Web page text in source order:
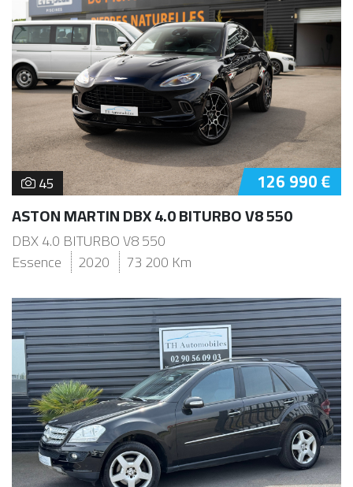
45 126 990 €
ASTON MARTIN DBX 4.0 BITURBO V8 550
DBX 4.0 BITURBO V8 550
Essence
2020 73 200 Km